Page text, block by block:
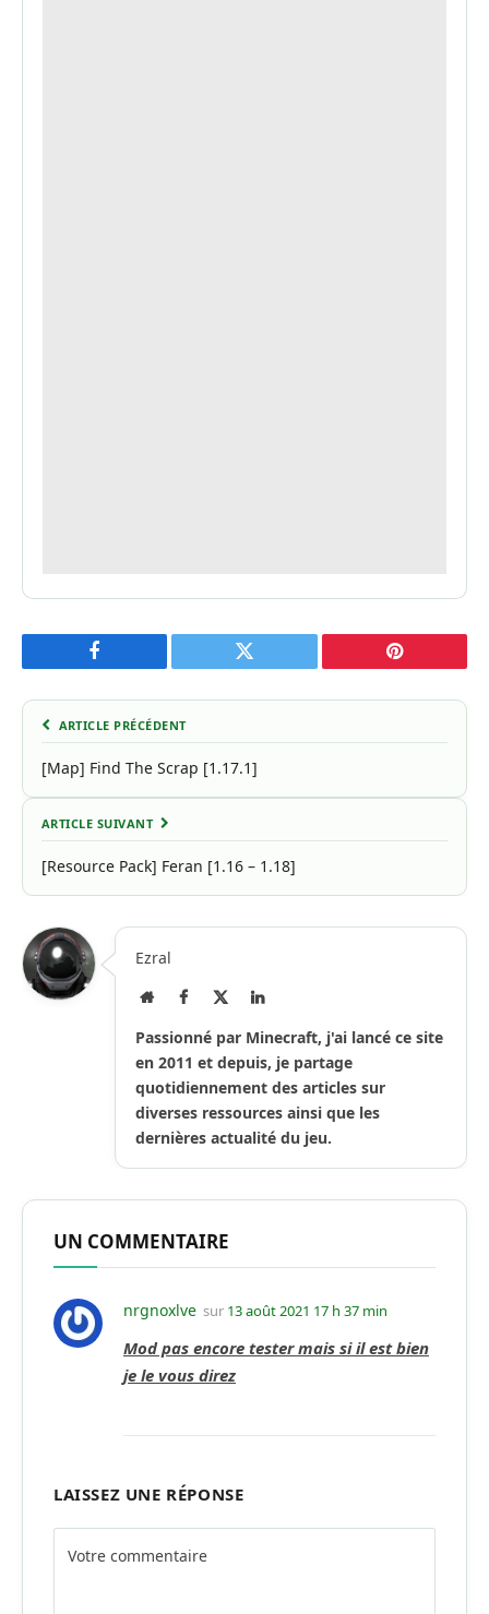
Facebook Twitter Pinterest
ARTICLE PRÉCÉDENT
[Map] Find The Scrap [1.17.1]
ARTICLE SUIVANT
[Resource Pack] Feran [1.16 – 1.18]
Ezral
Site
Facebook
X
LinkedIn
Passionné par Minecraft, j'ai lancé ce site
en 2011 et depuis, je partage
quotidiennement des articles sur
diverses ressources ainsi que les
dernières actualité du jeu.
UN COMMENTAIRE
nrgnoxlve sur 13 août 2021 17 h 37 min
Mod pas encore tester mais si il est bien
je le vous direz
LAISSEZ UNE RÉPONSE